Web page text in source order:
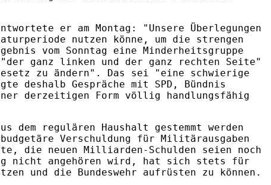
er am Montag: "Unsere Überlegungen
nutzen könne, um die strengen
vom Sonntag eine Minderheitsgruppe
ganz linken und der ganz rechten Seite"
zu ändern". Das sei "eine schwierige
deshalb Gespräche mit SPD, Bündnis
derzeitigen Form völlig handlungsfähig
regulären Haushalt gestemmt werden
Verschuldung für Militärausgaben
die neuen Milliarden-Schulden seien noch
nicht angehören wird, hat sich stets für
und die Bundeswehr aufrüsten zu können.